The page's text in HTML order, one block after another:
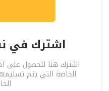
اشترك في
اشترك هنا للحصول على
الخاصة التي يتم